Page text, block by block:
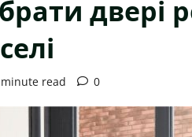
двері
read 0